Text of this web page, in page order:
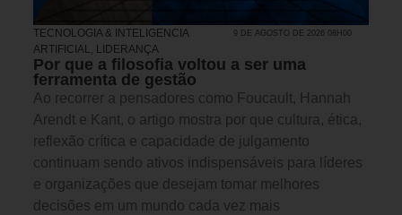
TECNOLOGIA & INTELIGENCIA
ARTIFICIAL, LIDERANÇA
9 DE AGOSTO DE 2026 08H00
Por que a filosofia voltou a ser uma
ferramenta de gestão
Ao recorrer a pensadores como Foucault, Hannah
Arendt e Kant, o artigo mostra por que cultura, ética,
reflexão crítica e capacidade de julgamento
continuam sendo ativos indispensáveis para líderes
e organizações que desejam tomar melhores
decisões em um mundo cada vez mais